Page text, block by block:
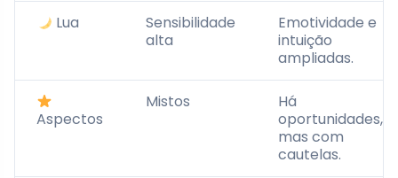
Lua
Sensibilidade
alta
Emotividade e
intuição
ampliadas.
Aspectos
Mistos
Há
oportunidades,
mas com
cautelas.